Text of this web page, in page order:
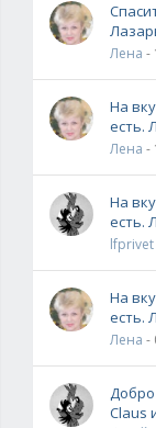
Лена -
На
есть.
Лена -
На
есть.
lfprivet
На
есть.
Лена -
Добро
Claus